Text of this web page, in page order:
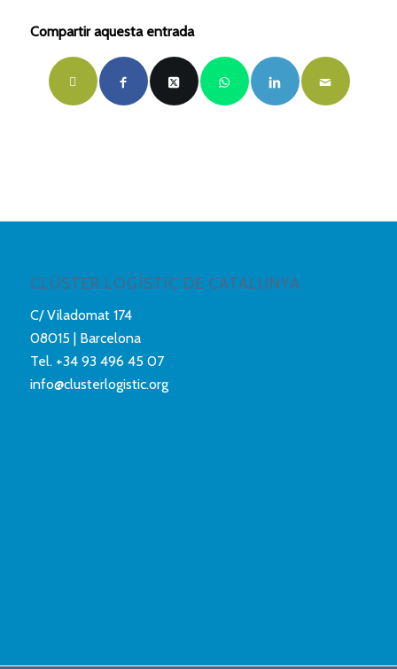
Compartir aquesta entrada
CLÚSTER LOGÍSTIC DE CATALUNYA
C/ Viladomat 174
08015 | Barcelona
Tel. +34 93 496 45 07
info@clusterlogistic.org